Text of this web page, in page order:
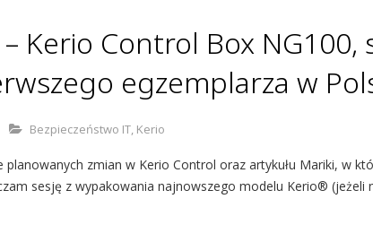
Kerio Control Box NG100,
egzemplarza w
Bezpieczeństwo IT, Kerio
planowanych zmian w Kerio Control oraz artykułu Mariki, w
sesję z wypakowania najnowszego modelu Kerio® (jeżeli